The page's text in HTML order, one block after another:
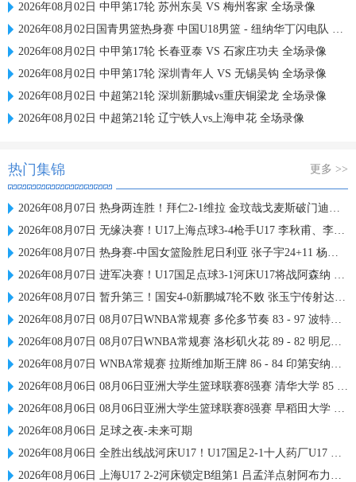
2026年08月02日 中甲第17轮 苏州东吴 VS 梅州客家 全场录像
2026年08月02日国青男篮热身赛 中国U18男篮 - 纽纳华丁闪电队 全场录像
2026年08月02日 中甲第17轮 长春亚泰 VS 石家庄功夫 全场录像
2026年08月02日 中甲第17轮 深圳青年人 VS 无锡吴钩 全场录像
2026年08月02日 中超第21轮 深圳新鹏城vs重庆铜梁龙 全场录像
2026年08月02日 中超第21轮 辽宁铁人vs上海申花 全场录像
热门集锦 更多 >>
2026年08月07日 热身两连胜！拜仁2-1维拉 金玟哉戈麦斯破门迪亚斯替补建功
2026年08月07日 无缘决赛！U17上海点球3-4枪手U17 李秋甫、李文博失点王启戎扑点
2026年08月07日 热身赛-中国女篮险胜尼日利亚 张子宇24+11 杨舒予12+6
2026年08月07日 进军决赛！U17国足点球3-1河床U17将战阿森纳 江宇涵替补两扑点
2026年08月07日 暂升第三！国安4-0新鹏城7轮不败 张玉宁传射达万双响法比奥破门
2026年08月07日 08月07日WNBA常规赛 多伦多节奏 83 - 97 波特兰火焰 集锦
2026年08月07日 08月07日WNBA常规赛 洛杉矶火花 89 - 82 明尼苏达山猫 全场集锦
2026年08月07日 WNBA常规赛 拉斯维加斯王牌 86 - 84 印第安纳狂热 全场集锦
2026年08月06日 08月06日亚洲大学生篮球联赛8强赛 清华大学 85 - 81 菲律宾大学 集锦
2026年08月06日 08月06日亚洲大学生篮球联赛8强赛 早稻田大学 78 - 71 高丽大学 集锦
2026年08月06日 足球之夜-未来可期
2026年08月06日 全胜出线战河床U17！U17国足2-1十人药厂U17 赵松源登场1分钟传射
2026年08月06日 上海U17 2-2河床锁定B组第1 吕孟洋点射阿布力米破门 将战A组第2